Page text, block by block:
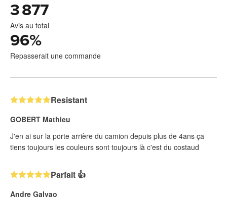
3 877
Avis au total
96%
Repasserait une commande
Resistant
GOBERT Mathieu
J'en ai sur la porte arrière du camion depuis plus de 4ans ça
tiens toujours les couleurs sont toujours là c'est du costaud
Parfait 👍
Andre Galvao